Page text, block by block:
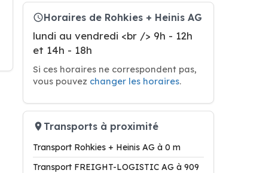
Horaires de Rohkies + Heinis AG
lundi au vendredi <br /> 9h - 12h
et 14h - 18h
Si ces horaires ne correspondent pas,
vous pouvez changer les horaires.
Transports à proximité
Transport Rohkies + Heinis AG à 0 m
Transport FREIGHT-LOGISTIC AG à 909